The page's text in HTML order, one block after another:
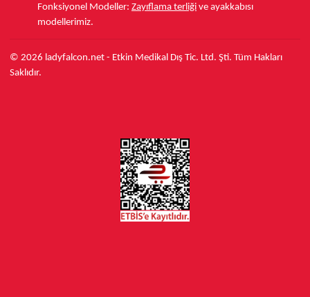
Fonksiyonel Modeller: Zayıflama terliği ve ayakkabısı
modellerimiz.
© 2026 ladyfalcon.net - Etkin Medikal Dış Tic. Ltd. Şti. Tüm Hakları
Saklıdır.